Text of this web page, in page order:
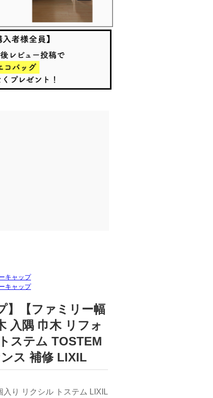
キャップ
キャップ
】【ファミリー幅
入隅 巾木 リフォ
ステム TOSTEM
ス 補修 LIXIL
り リクシル トステム LIXIL